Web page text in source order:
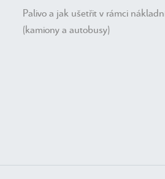
Palivo a jak ušetřit v rámci
(kamiony a autobusy)